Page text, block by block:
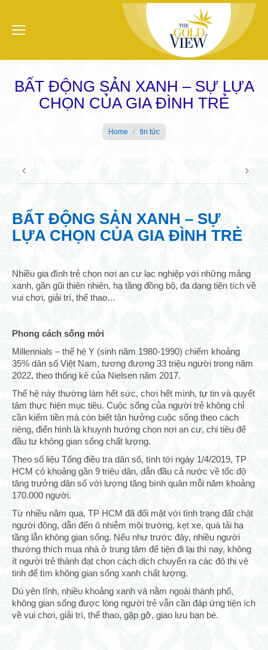
BẤT ĐỘNG SẢN XANH – SỰ LỰA
CHỌN CỦA GIA ĐÌNH TRẺ
Home tin tức
BẤT ĐỘNG SẢN XANH – SỰ
LỰA CHỌN CỦA GIA ĐÌNH TRẺ
Nhiều gia đình trẻ chọn nơi an cư lạc nghiệp với những mảng
xanh, gần gũi thiên nhiên, hạ tầng đồng bộ, đa dạng tiện tích về
vui chơi, giải trí, thể thao…
Phong cách sống mới
Millennials – thế hệ Y (sinh năm 1980-1990) chiếm khoảng
35% dân số Việt Nam, tương đương 33 triệu người trong năm
2022, theo thống kê của Nielsen năm 2017.
Thế hệ này thường làm hết sức, chơi hết mình, tự tin và quyết
tâm thực hiện mục tiêu. Cuộc sống của người trẻ không chỉ
cần kiếm tiền mà còn biết tận hưởng cuộc sống theo cách
riêng, điển hình là khuynh hướng chọn nơi an cư, chi tiêu để
đầu tư không gian sống chất lượng.
Theo số liệu Tổng điều tra dân số, tính tới ngày 1/4/2019, TP
HCM có khoảng gần 9 triệu dân, dẫn đầu cả nước về tốc độ
tăng trưởng dân số với lượng tăng bình quân mỗi năm khoảng
170.000 người.
Từ nhiều năm qua, TP HCM đã đối mặt với tình trạng đất chật
người đông, dẫn đến ô nhiễm môi trường, kẹt xe, quá tải hạ
tầng lẫn không gian sống. Nếu như trước đây, nhiều người
thường thích mua nhà ở trung tâm để tiện đi lại thì nay, không
ít người trẻ thành đạt chọn cách dịch chuyển ra các đô thị vệ
tinh để tìm không gian sống xanh chất lượng.
Dù yên tĩnh, nhiều khoảng xanh và nằm ngoài thành phố,
không gian sống được lòng người trẻ vẫn cần đáp ứng tiện ích
về vui chơi, giải trí, thể thao, gặp gỡ, giao lưu bạn bè.